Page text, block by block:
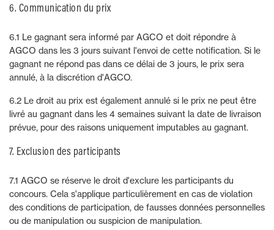
6. Communication du prix
6.1 Le gagnant sera informé par AGCO et doit répondre à
AGCO dans les 3 jours suivant l'envoi de cette notification. Si le
gagnant ne répond pas dans ce délai de 3 jours, le prix sera
annulé, à la discrétion d'AGCO.
6.2 Le droit au prix est également annulé si le prix ne peut être
livré au gagnant dans les 4 semaines suivant la date de livraison
prévue, pour des raisons uniquement imputables au gagnant.
7. Exclusion des participants
7.1 AGCO se réserve le droit d'exclure les participants du
concours. Cela s'applique particulièrement en cas de violation
des conditions de participation, de fausses données personnelles
ou de manipulation ou suspicion de manipulation.